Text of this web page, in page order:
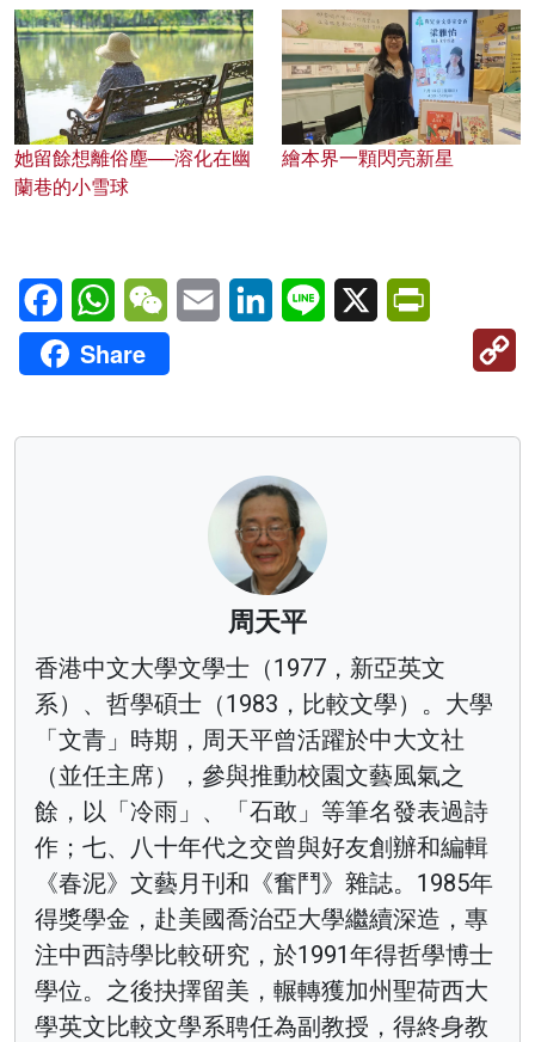
她留餘想離俗塵──溶化在幽
蘭巷的小雪球
繪本界一顆閃亮新星
FacebookWhatsAppWeChatEmail LinkedInLine X
Share
周天平
香港中文大學文學士（1977，新亞英文
系）、哲學碩士（1983，比較文學）。大學
「文青」時期，周天平曾活躍於中大文社
（並任主席），參與推動校園文藝風氣之
餘，以「冷雨」、「石敢」等筆名發表過詩
作；七、八十年代之交曾與好友創辦和編輯
《春泥》文藝月刊和《奮鬥》雜誌。1985年
得獎學金，赴美國喬治亞大學繼續深造，專
注中西詩學比較研究，於1991年得哲學博士
學位。之後抉擇留美，輾轉獲加州聖荷西大
學英文比較文學系聘任為副教授，得終身教